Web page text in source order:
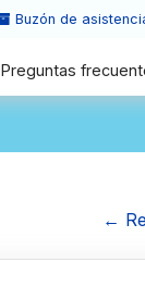
Buzón de
Preguntas
←